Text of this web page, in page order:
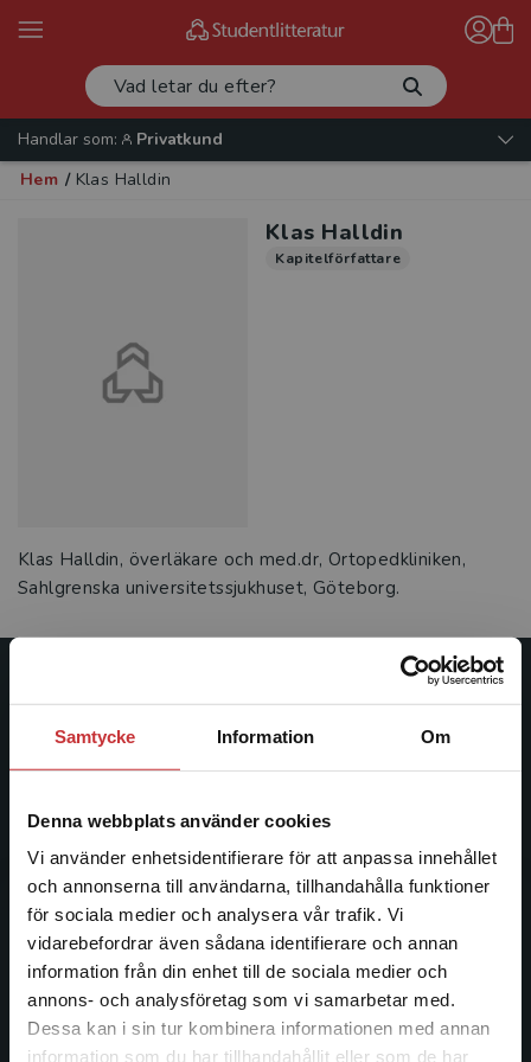
Samtycke Information Om
Denna webbplats använder cookies
Vi använder enhetsidentifierare för att anpassa innehållet
och annonserna till användarna, tillhandahålla funktioner
för sociala medier och analysera vår trafik. Vi
vidarebefordrar även sådana identifierare och annan
information från din enhet till de sociala medier och
annons- och analysföretag som vi samarbetar med.
Dessa kan i sin tur kombinera informationen med annan
information som du har tillhandahållit eller som de har
Begränsad fraktregion
Handlar som:
Privatkund
Hem / Klas Halldin
Klas Halldin
Kapitelförfattare
Klas Halldin, överläkare och med.dr, Ortopedkliniken,
Sahlgrenska universitetssjukhuset, Göteborg.
Studentlitteratur
Studentlitteratur grundades 1963 och är idag Sveriges
facklitteratur, utbildningar och digitala
informationstjänster i utbudet, finns Studentlitteratur med
längs hela kunskapsresan.
Kontakta oss
Kontakta oss
046-31 20 00